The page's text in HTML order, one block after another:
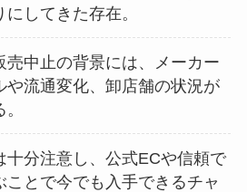
してきた存在。
売中止の背景には、メーカー
や流通変化、卸店舗の状況が
十分注意し、公式ECや信頼で
ことで今でも入手できるチャ